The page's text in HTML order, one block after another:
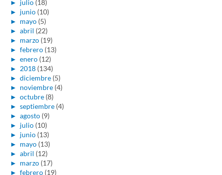
► julio (18)
► junio (10)
► mayo (5)
► abril (22)
► marzo (19)
► febrero (13)
► enero (12)
► 2018 (134)
► diciembre (5)
► noviembre (4)
► octubre (8)
► septiembre (4)
► agosto (9)
► julio (10)
► junio (13)
► mayo (13)
► abril (12)
► marzo (17)
► febrero (19)